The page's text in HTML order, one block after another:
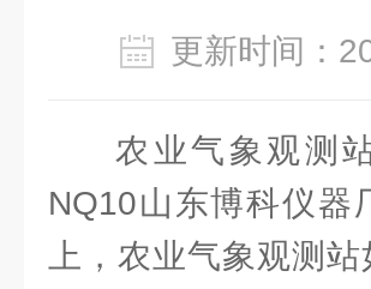
更新时间
农业气象观测
NQ10山东博科仪器
上，农业气象观测